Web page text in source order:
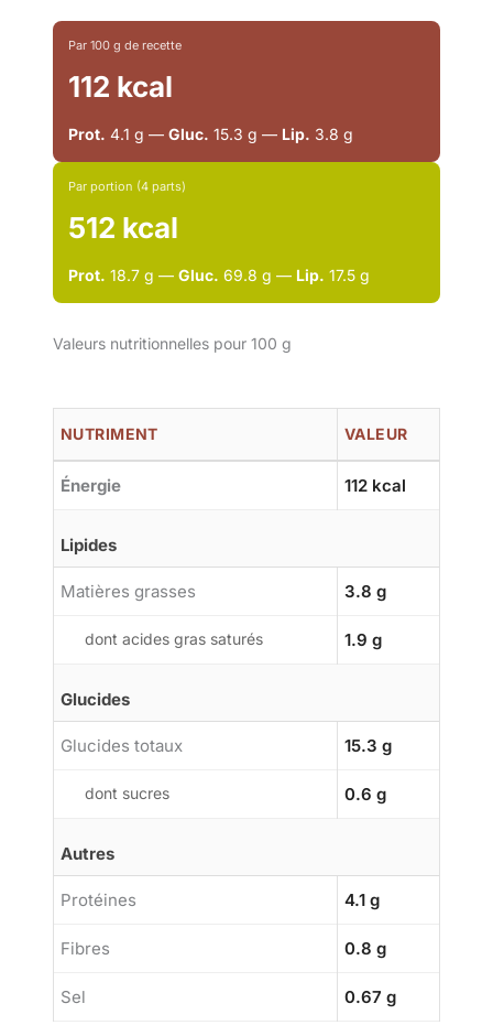
Par 100 g de recette
112 kcal
Prot. 4.1 g — Gluc. 15.3 g — Lip. 3.8 g
Par portion (4 parts)
512 kcal
Prot. 18.7 g — Gluc. 69.8 g — Lip. 17.5 g
Valeurs nutritionnelles pour 100 g
NUTRIMENT VALEUR
Énergie 112 kcal
Lipides
Matières grasses 3.8 g
dont acides gras saturés 1.9 g
Glucides
Glucides totaux 15.3 g
dont sucres 0.6 g
Autres
Protéines 4.1 g
Fibres 0.8 g
Sel 0.67 g